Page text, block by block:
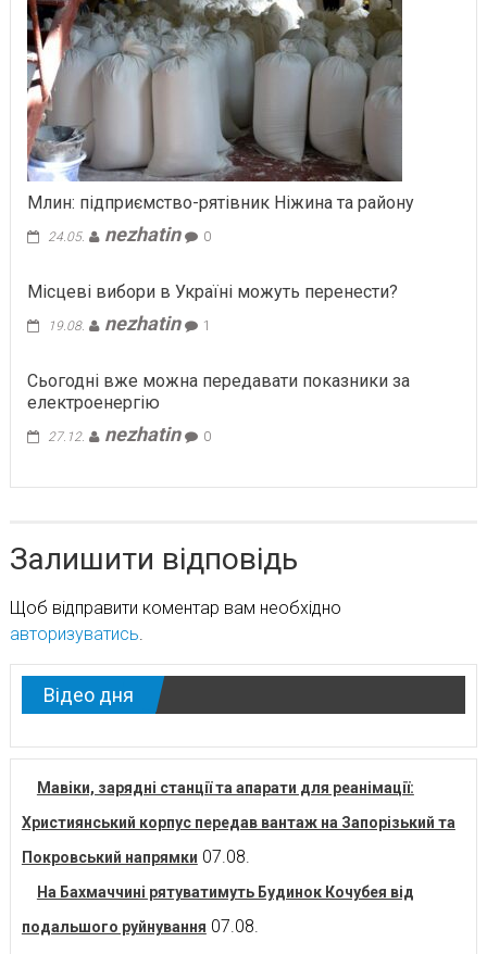
Млин: підприємство-рятівник Ніжина та району
24.05. nezhatin 0
Місцеві вибори в Україні можуть перенести?
19.08. nezhatin 1
Сьогодні вже можна передавати показники за
електроенергію
27.12. nezhatin 0
Залишити відповідь
Щоб відправити коментар вам необхідно
авторизуватись.
Відео дня
Мавіки, зарядні станції та апарати для реанімації:
Християнський корпус передав вантаж на Запорізький та
Покровський напрямки 07.08.
На Бахмаччині рятуватимуть Будинок Кочубея від
подальшого руйнування 07.08.